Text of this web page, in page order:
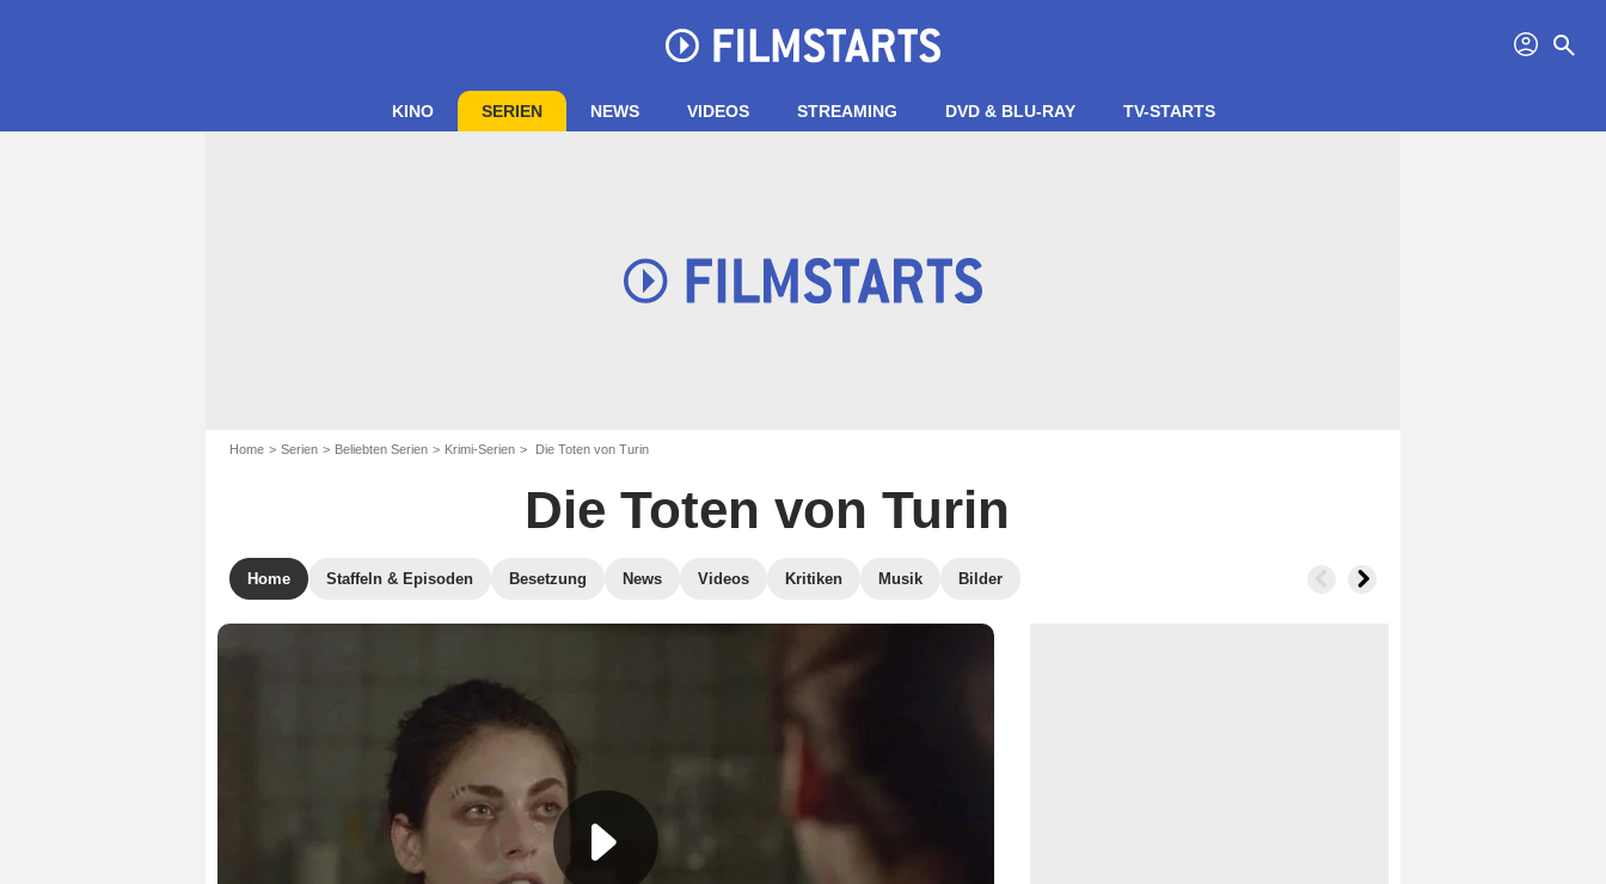
profil search
KINO SERIEN NEWS VIDEOS STREAMING DVD & BLU-RAY TV-STARTS
Home Serien Beliebten Serien Krimi-Serien Die Toten von Turin
Die Toten von Turin
Home Staffeln & Episoden Besetzung News Videos Kritiken Musik Bilder